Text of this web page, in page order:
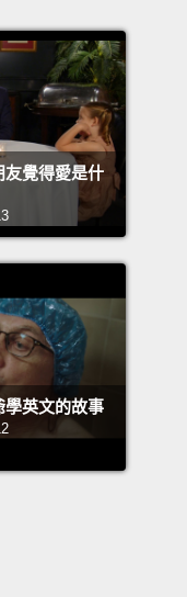
然。嗯，我就
極了。感謝妳
，容我為您介
地。滿不賴
got all the
a picture
Whatever
and the pee
cam.
I'm at
I know it's
友覺得愛是什
學英文的故事